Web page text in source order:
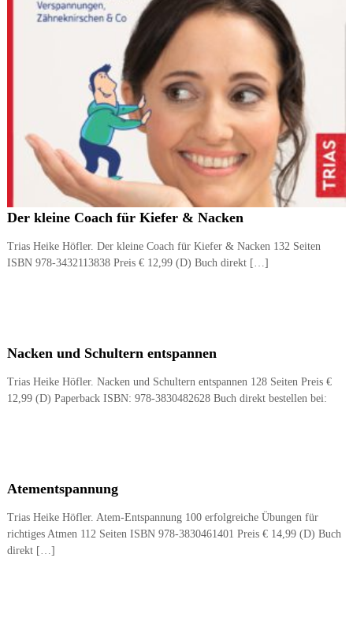
Der kleine Coach für Kiefer & Nacken
Trias Heike Höfler. Der kleine Coach für Kiefer & Nacken 132 Seiten
ISBN 978-3432113838 Preis € 12,99 (D) Buch direkt […]
Nacken und Schultern entspannen
Trias Heike Höfler. Nacken und Schultern entspannen 128 Seiten Preis €
12,99 (D) Paperback ISBN: 978-3830482628 Buch direkt bestellen bei:
Atementspannung
Trias Heike Höfler. Atem-Entspannung 100 erfolgreiche Übungen für
richtiges Atmen 112 Seiten ISBN 978-3830461401 Preis € 14,99 (D) Buch
direkt […]